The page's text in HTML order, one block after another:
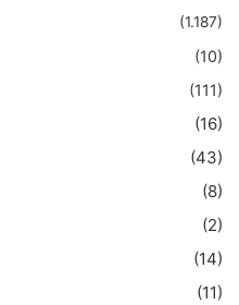
(1.187)
(10)
(111)
(16)
(43)
(8)
(2)
(14)
(11)